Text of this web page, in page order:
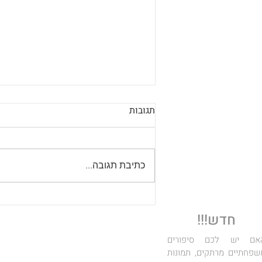
תגובות
כתיבת תגובה...
חדש!!!
יש לכם סיפורים
מרתקים, תמונות